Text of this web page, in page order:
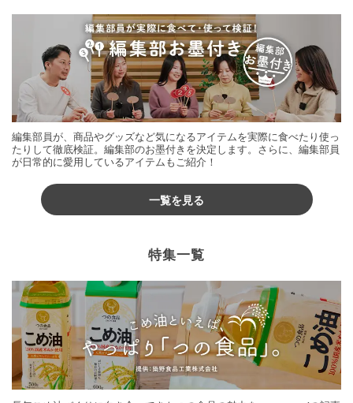
編集部員が、商品やグッズなど気になるアイテムを実際に食べたり使っ
たりして徹底検証。編集部のお墨付きを決定します。さらに、編集部員
が日常的に愛用しているアイテムもご紹介！
一覧を見る
特集一覧